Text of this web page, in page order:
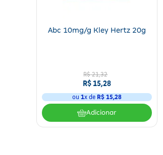
Abc 10mg/g Kley Hertz 20g
R$ 21,32
R$15,28
ou 1x de R$ 15,28
Adicionar